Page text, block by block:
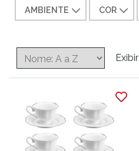
AMBIENTE COR
Exibir